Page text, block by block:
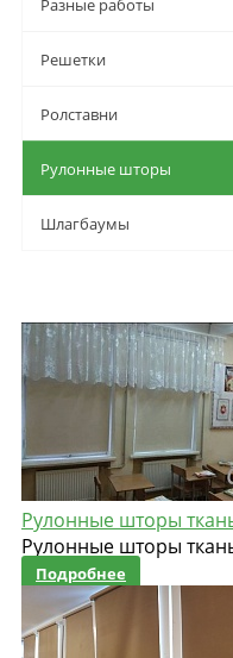
Разные работы
Решетки
Ролставни
Рулонные шторы
Шлагбаумы
Рулонные шторы
Рулонные шторы
Подробнее